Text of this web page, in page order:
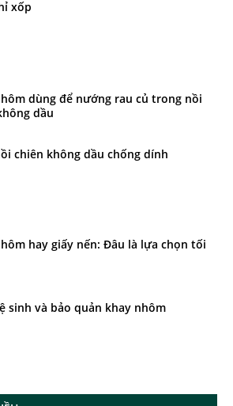
xốp
dùng để nướng rau củ trong nồi
dầu
chiên không dầu chống dính
hay giấy nến: Đâu là lựa chọn tối
sinh và bảo quản khay nhôm